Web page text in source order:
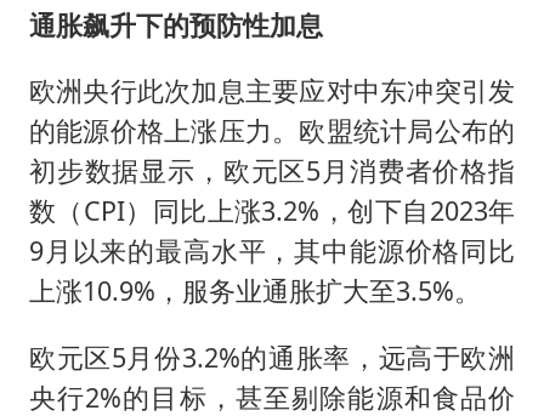
Kimi K3也失控了
习近平心系体育强国建设
通胀飙升下的预防性加息
欧洲央行此次加息主要应对中东冲突引发
的能源价格上涨压力。欧盟统计局公布的
初步数据显示，欧元区5月消费者价格指
数（CPI）同比上涨3.2%，创下自2023年
9月以来的最高水平，其中能源价格同比
上涨10.9%，服务业通胀扩大至3.5%。
欧元区5月份3.2%的通胀率，远高于欧洲
央行2%的目标，甚至剔除能源和食品价